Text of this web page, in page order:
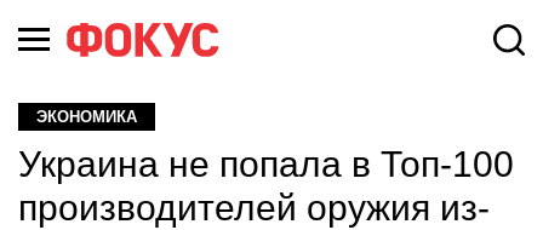
ЭКОНОМИКА
Украина не попала в Топ-100
производителей оружия из-